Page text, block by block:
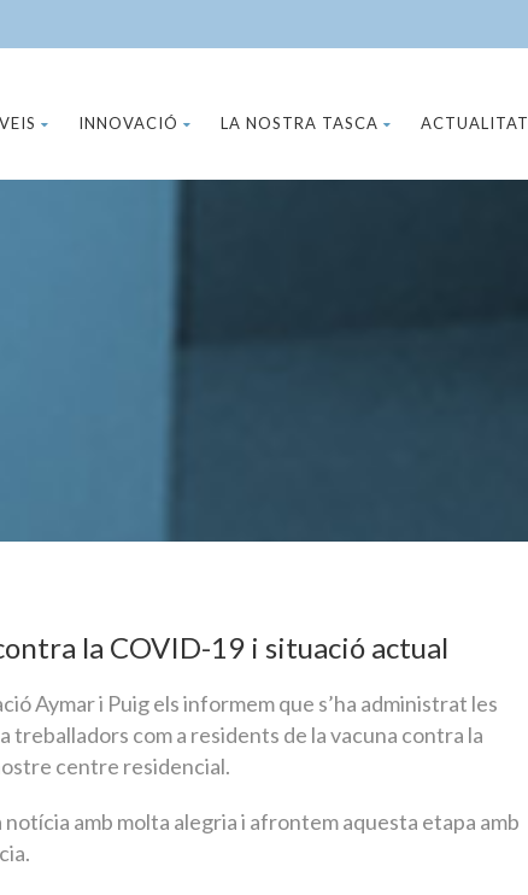
INNOVACIÓ LA NOSTRA TASCA ACTUALITAT
la COVID-19 i situació actual
Aymar i Puig els informem que s’ha administrat les
treballadors com a residents de la vacuna contra la
centre residencial.
notícia amb molta alegria i afrontem aquesta etapa amb